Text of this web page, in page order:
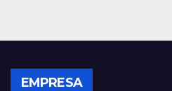
EMPRESA